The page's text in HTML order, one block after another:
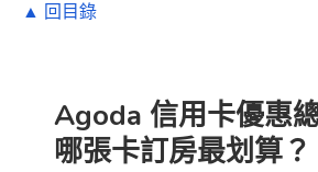
▲ 回目錄
Agoda 信用卡優惠
哪張卡訂房最划算？